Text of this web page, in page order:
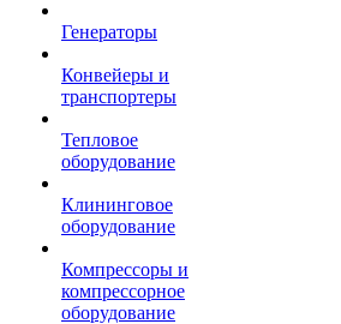
Генераторы
Конвейеры и
транспортеры
Тепловое
оборудование
Клининговое
оборудование
Компрессоры и
компрессорное
оборудование